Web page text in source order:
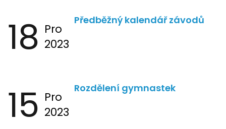
18 Pro
2023
Předběžný kalendář závodů
15 Pro
2023
Rozdělení gymnastek